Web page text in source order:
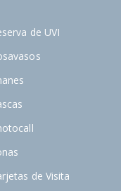
de UVI
de Visita